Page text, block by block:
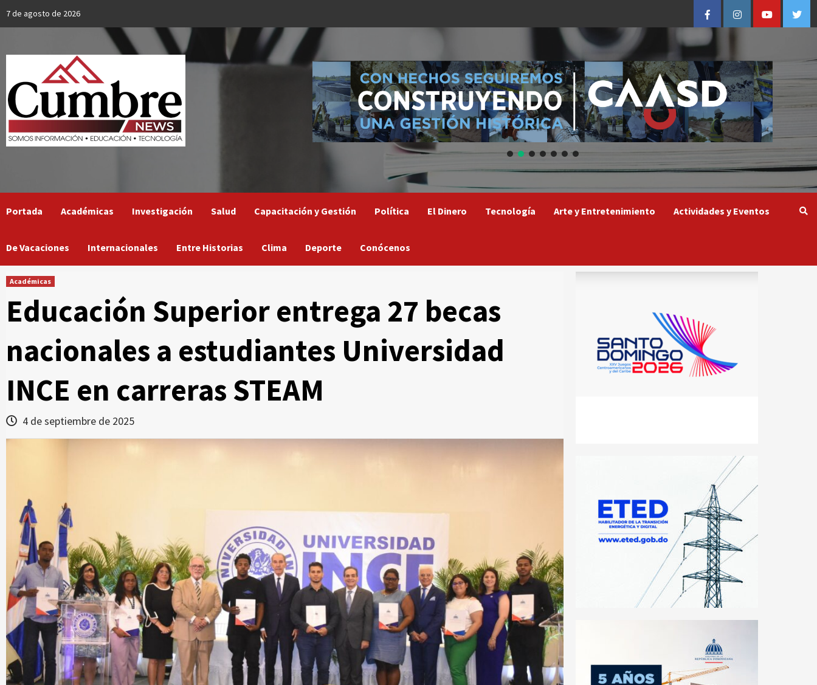
7 de agosto de 2026 FacebookInstagramYoutube
Portada Académicas Investigación Salud Capacitación y Gestión Política El Dinero Tecnología Arte y Entretenimiento Actividades y Eventos
De Vacaciones Internacionales Entre Historias Clima Deporte Conócenos
Académicas
Educación Superior entrega 27 becas
nacionales a estudiantes Universidad
INCE en carreras STEAM
4 de septiembre de 2025